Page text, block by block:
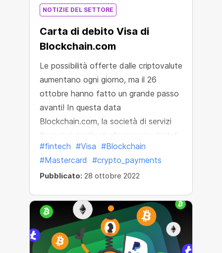
NOTIZIE DEL SETTORE
Carta di debito Visa di
Blockchain.com
Le possibilità offerte dalle criptovalute
aumentano ogni giorno, ma il 26
ottobre hanno fatto un grande passo
avanti! In questa data
Blockchain.com, la società di servizi
finanziari destinati alle monete digitali
più famosa al mondo, ha presentato la
sua nuova Blockchain.com Visa® Card.
#fintech #Visa #Blockchain
#Mastercard #crypto_payments
Pubblicato: 28 ottobre 2022